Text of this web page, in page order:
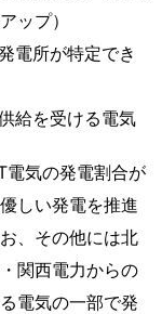
ップ）
電所が特定でき
給を受ける電気
電気の発電割合が
しい発電を推進
、その他には北
関西電力からの
電気の一部で発